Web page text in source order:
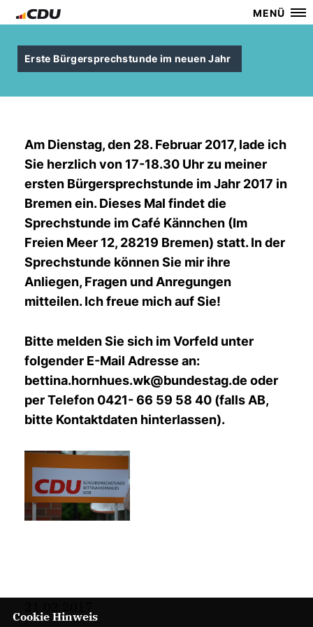
MENÜ
Erste Bürgersprechstunde im neuen Jahr
Am Dienstag, den 28. Februar 2017, lade ich
Sie herzlich von 17-18.30 Uhr zu meiner
ersten Bürgersprechstunde im Jahr 2017 in
Bremen ein. Dieses Mal findet die
Sprechstunde im Café Kännchen (Im
Freien Meer 12, 28219 Bremen) statt. In der
Sprechstunde können Sie mir ihre
Anliegen, Fragen und Anregungen
mitteilen. Ich freue mich auf Sie!
Bitte melden Sie sich im Vorfeld unter
folgender E-Mail Adresse an:
bettina.hornhues.wk@bundestag.de oder
per Telefon 0421- 66 59 58 40 (falls AB,
bitte Kontaktdaten hinterlassen).
Cookie Hinweis